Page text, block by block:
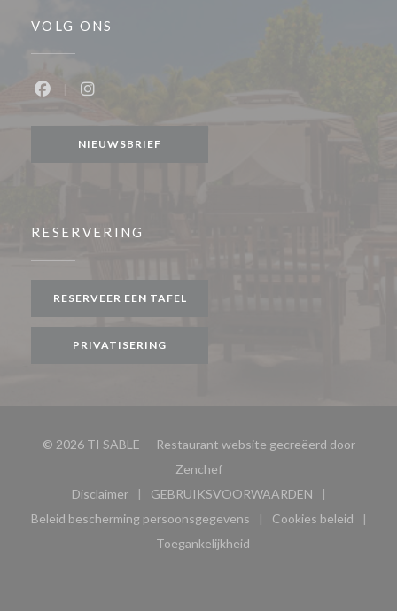
VOLG ONS
NIEUWSBRIEF
RESERVERING
RESERVEER EEN TAFEL
PRIVATISERING
© 2026 TI SABLE — Restaurant website gecreëerd door
Zenchef((opent in een nieuw venster))
Disclaimer
((opent in een nieuw venster))
GEBRUIKSVOORWAARDEN
((opent in een nieuw
Beleid bescherming persoonsgegevens
((opent in een nieuw venster))
Cookies beleid
((opent in
Toegankelijkheid
((opent in een nieuw venster))